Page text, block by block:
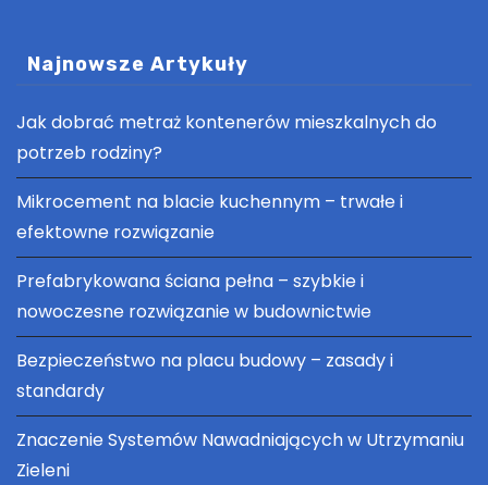
Najnowsze Artykuły
Jak dobrać metraż kontenerów mieszkalnych do
potrzeb rodziny?
Mikrocement na blacie kuchennym – trwałe i
efektowne rozwiązanie
Prefabrykowana ściana pełna – szybkie i
nowoczesne rozwiązanie w budownictwie
Bezpieczeństwo na placu budowy – zasady i
standardy
Znaczenie Systemów Nawadniających w Utrzymaniu
Zieleni